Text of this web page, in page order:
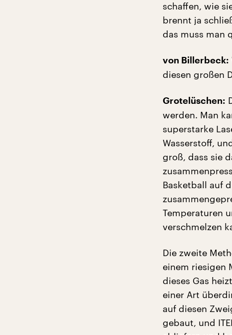
schaffen, wie
brennt ja
das muss man
von Billerbeck:
diesen großen
Grotelüschen:
werden. Man
superstarke
Wasserstoff,
groß, dass sie
Basketball auf
Temperaturen
verschmelzen
Die zweite
einem riesigen
dieses Gas
einer Art
auf diesen
gebaut, und